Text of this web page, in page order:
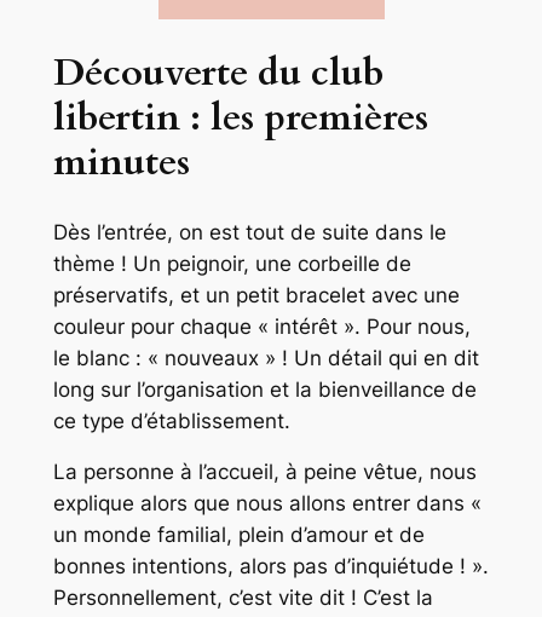
Découverte du club
libertin : les premières
minutes
Dès l’entrée, on est tout de suite dans le
thème ! Un peignoir, une corbeille de
préservatifs, et un petit bracelet avec une
couleur pour chaque « intérêt ». Pour nous,
le blanc : « nouveaux » ! Un détail qui en dit
long sur l’organisation et la bienveillance de
ce type d’établissement.
La personne à l’accueil, à peine vêtue, nous
explique alors que nous allons entrer dans «
un monde familial, plein d’amour et de
bonnes intentions, alors pas d’inquiétude ! ».
Personnellement, c’est vite dit ! C’est la